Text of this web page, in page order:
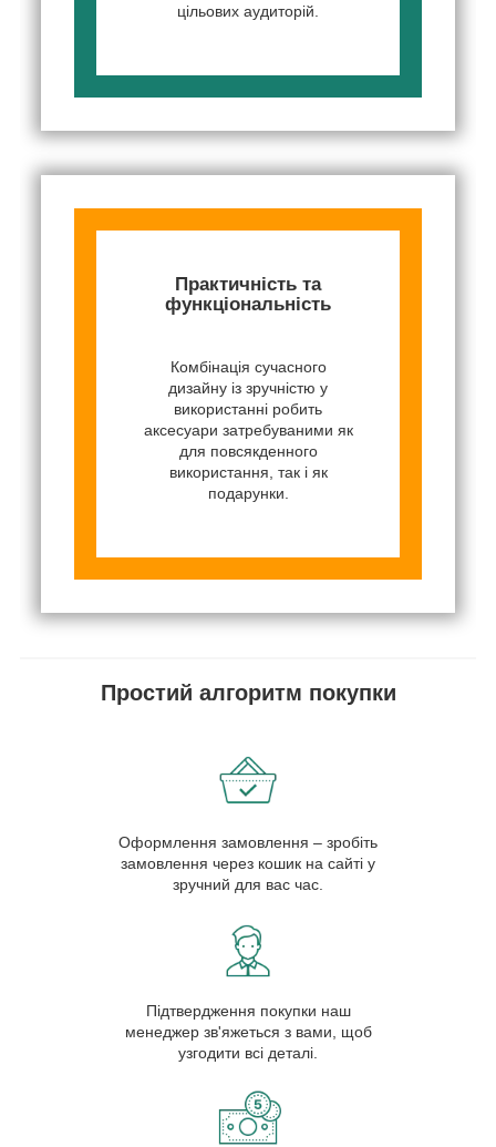
цільових аудиторій.
Практичність та
функціональність
Комбінація сучасного
дизайну із зручністю у
використанні робить
аксесуари затребуваними як
для повсякденного
використання, так і як
подарунки.
Простий алгоритм покупки
Оформлення замовлення – зробіть
замовлення через кошик на сайті у
зручний для вас час.
Підтвердження покупки наш
менеджер зв'яжеться з вами, щоб
узгодити всі деталі.